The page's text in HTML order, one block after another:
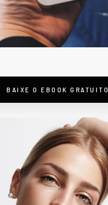
BAIXE O EBOOK GRATUITO